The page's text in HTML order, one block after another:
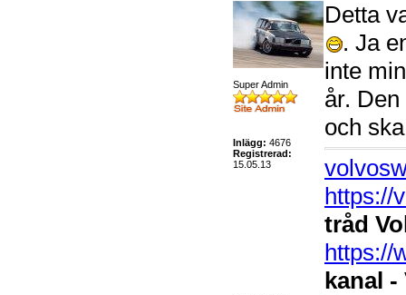
Super Admin
Inlägg: 4676
Registrerad:
15.05.13
Detta
. Ja
inte
år.
och
https://
tråd
https://
kanal